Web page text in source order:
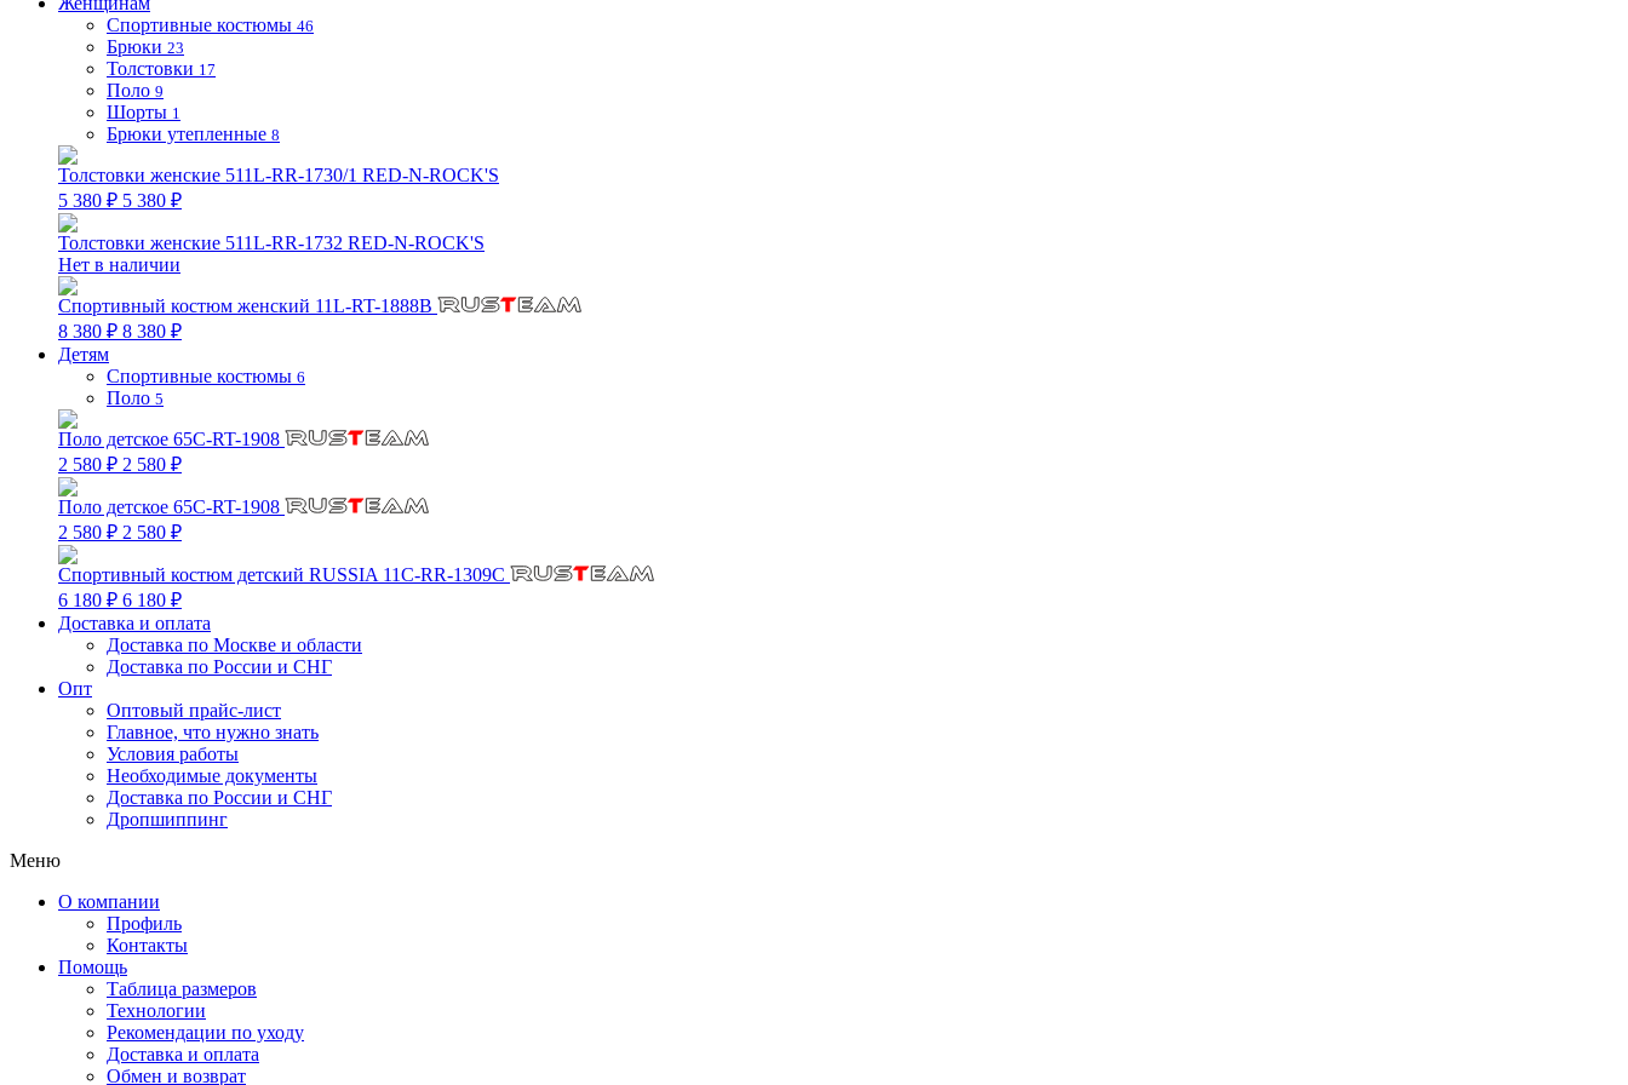
Спортивные костюмы 46
Брюки 23
Толстовки 17
Поло 9
Шорты 1
Брюки утепленные 8
Толстовки женские 511L-RR-1730/1 RED-N-ROCK'S
5 380 ₽ 5 380 ₽
Толстовки женские 511L-RR-1732 RED-N-ROCK'S
Нет в наличии
Спортивный костюм женский 11L-RT-1888B
8 380 ₽ 8 380 ₽
Детям
Спортивные костюмы 6
Поло 5
Поло детское 65C-RT-1908
2 580 ₽ 2 580 ₽
Поло детское 65C-RT-1908
2 580 ₽ 2 580 ₽
Спортивный костюм детский RUSSIA 11C-RR-1309C
6 180 ₽ 6 180 ₽
Доставка и оплата
Доставка по Москве и области
Доставка по России и СНГ
Опт
Оптовый прайс-лист
Главное, что нужно знать
Условия работы
Необходимые документы
Доставка по России и СНГ
Дропшиппинг
Меню
О компании
Профиль
Контакты
Помощь
Таблица размеров
Технологии
Рекомендации по уходу
Доставка и оплата
Обмен и возврат